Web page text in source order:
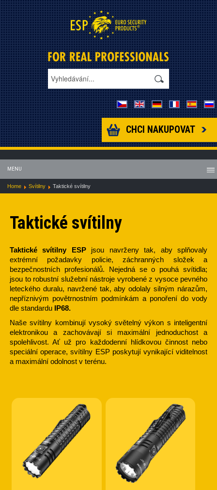
CHCI NAKUPOVAT
MENU
Home Svítilny Taktické svítilny
Taktické svítilny
Taktické svítilny ESPjsou navrženy tak, aby splňovaly
extrémní požadavky policie, záchranných složek a
bezpečnostních profesionálů. Nejedná se o pouhá svítidla;
jsou to robustní služební nástroje vyrobené z vysoce pevného
leteckého duralu, navržené tak, aby odolaly silným nárazům,
nepříznivým povětrnostním podmínkám a ponoření do vody
dle standardu
IP68.
Naše svítilny kombinují vysoký světelný výkon s inteligentní
elektronikou a zachovávají si maximální jednoduchost a
spolehlivost. Ať už pro každodenní hlídkovou činnost nebo
speciální operace, svítilny ESP poskytují vynikající viditelnost
a maximální odolnost v terénu.